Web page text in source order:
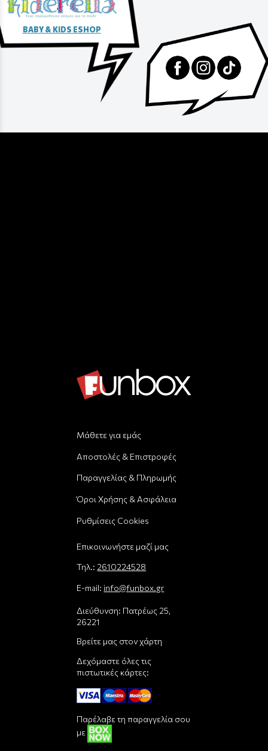
BABY & KIDS ESHOP
Μάθετε για εμάς
Αποστολές & Επιστροφές
Παραγγελίας & Πληρωμής
Όροι Χρήσης & Ασφάλεια
Ρυθμίσεις Cookies
Επικοινωνήστε μαζί μας
Τηλ.: 2610224528
E-mail: info@funbox.gr
Διεύθυνση: Πατρέως 25,
26221
Βρείτε μας στον χάρτη
Δεχόμαστε όλες τις
πιστωτικές κάρτες:
Παρέλαβε τη παραγγελία σου
με